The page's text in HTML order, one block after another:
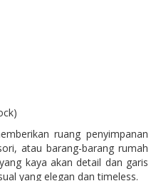
ruang penyimpanan
atau barang-barang rumah
kaya akan detail dan garis
yang elegan dan timeless.